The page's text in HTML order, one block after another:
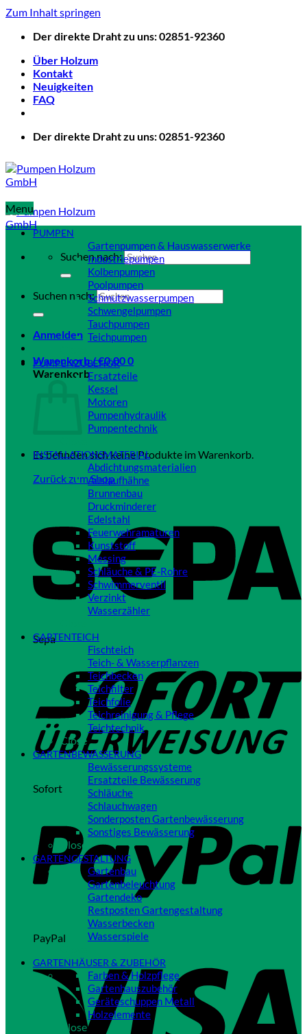
Zum Inhalt springen
Der direkte Draht zu uns: 02851-92360
Über Holzum
Kontakt
Neuigkeiten
FAQ
Der direkte Draht zu uns: 02851-92360
Suchen nach:
Suchen nach:
Anmelden
Warenkorb /€0,000
Warenkorb
Es befinden sich keine Produkte im Warenkorb.
Zurück zum Shop
Sepa
Sofort
PayPal
Menu
PUMPEN
Gartenpumpen & Hauswasserwerke
Industriepumpen
Kolbenpumpen
Poolpumpen
Schmutzwasserpumpen
Schwengelpumpen
Tauchpumpen
Teichpumpen
PUMPENZUBEHÖR
Ersatzteile
Kessel
Motoren
Pumpenhydraulik
Pumpentechnik
INSTALLATIONSMATERIAL
Abdichtungsmaterialien
Auslaufhähne
Brunnenbau
Druckminderer
Edelstahl
Feuerwehramaturen
Kunststoff
Messing
Schläuche & PE-Rohre
Schwimmerventil
Verzinkt
Wasserzähler
GARTENTEICH
Fischteich
Teich- & Wasserpflanzen
Teichbecken
Teichfilter
Teichfolie
Teichreinigung & Pflege
Teichtechnik
Close
GARTENBEWÄSSERUNG
Bewässerungssysteme
Ersatzteile Bewässerung
Schläuche
Schlauchwagen
Sonderposten Gartenbewässerung
Sonstiges Bewässerung
Close
GARTENGESTALTUNG
Gartenbau
Gartenbeleuchtung
Gartendeko
Restposten Gartengestaltung
Wasserbecken
Wasserspiele
GARTENHÄUSER & ZUBEHÖR
Farben & Holzpflege
Gartenhauszubehör
Geräteschuppen Metall
Holzelemente
Close